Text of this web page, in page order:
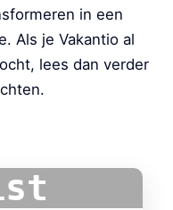
in een
Als je Vakantio al
lees dan verder